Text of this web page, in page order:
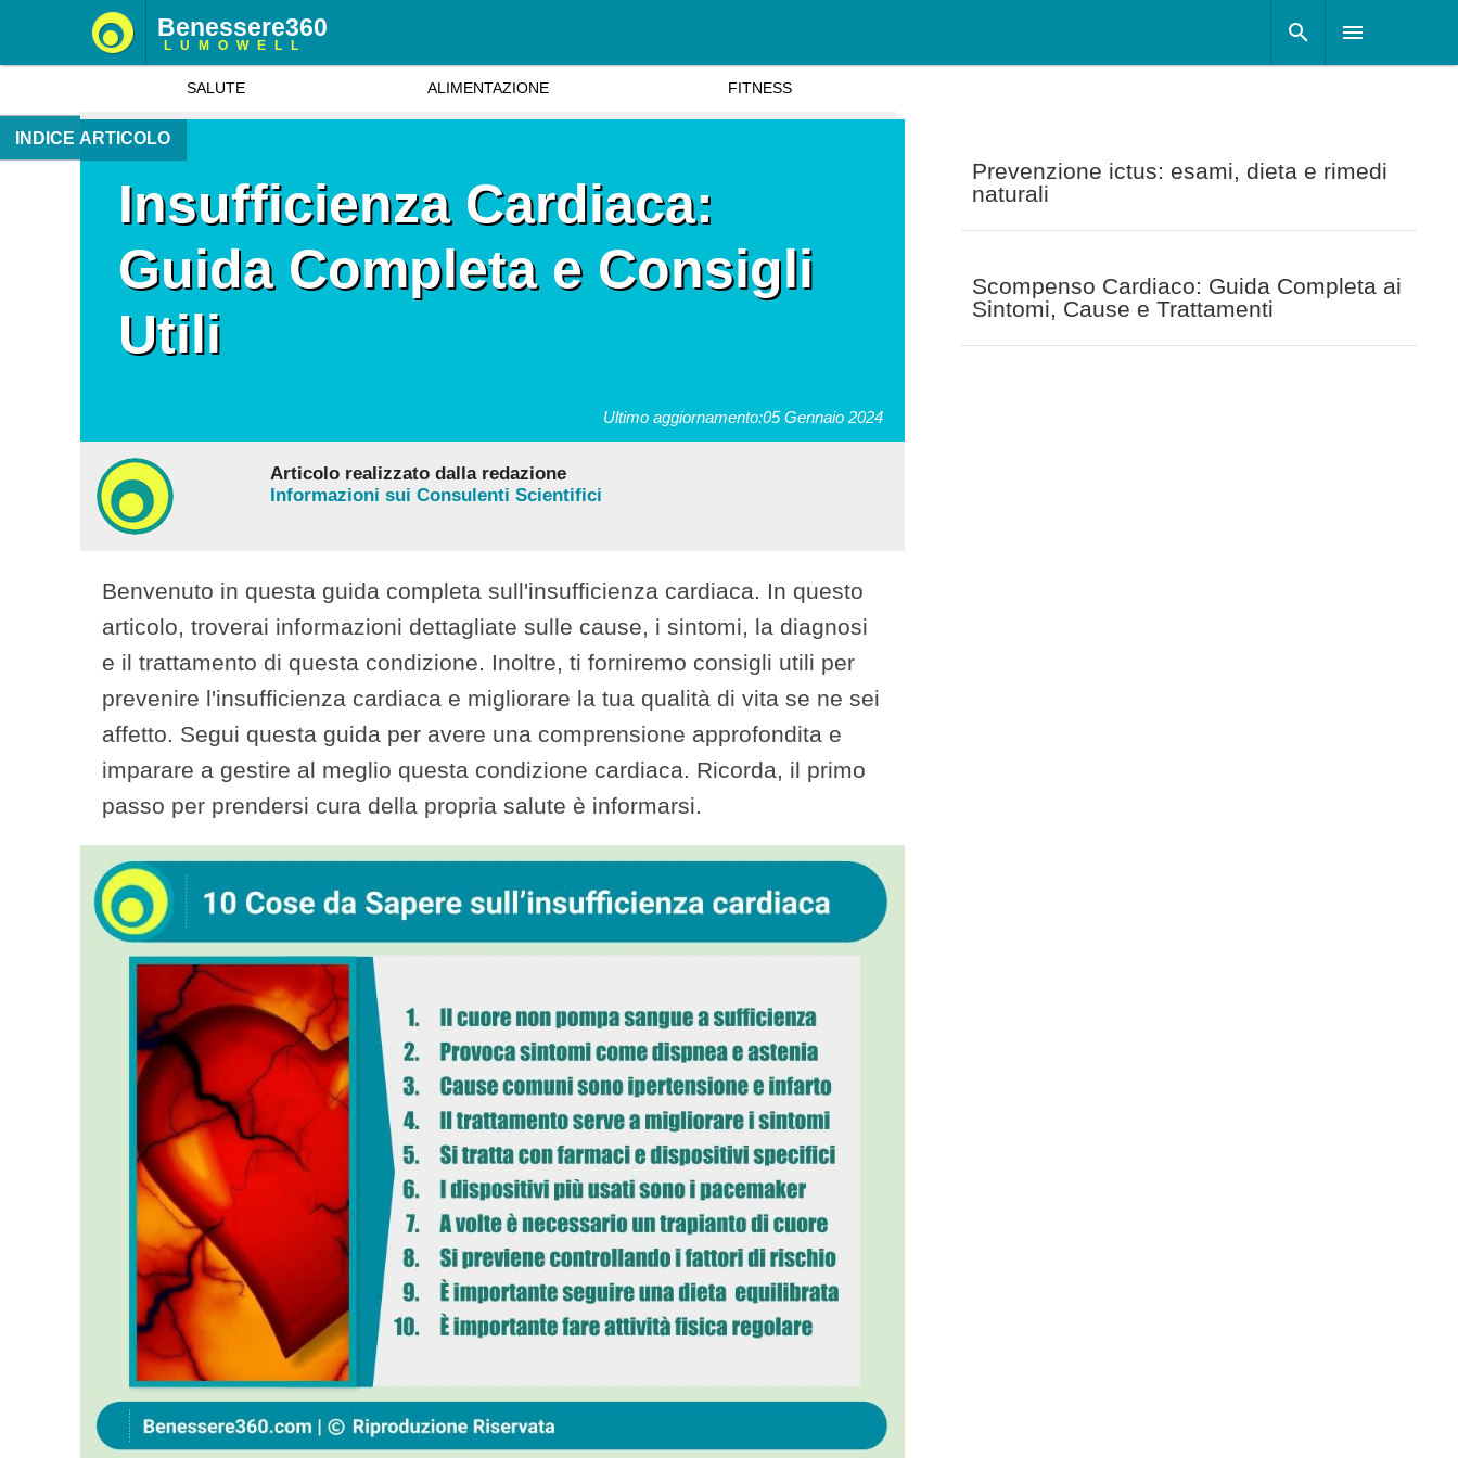
Insufficienza Cardiaca:
Guida Completa e Consigli
Utili
Ultimo aggiornamento:05 Gennaio 2024
Articolo realizzato dalla redazione
Informazioni sui Consulenti Scientifici
Benvenuto in questa guida completa sull'insufficienza cardiaca. In questo
articolo, troverai informazioni dettagliate sulle cause, i sintomi, la diagnosi
e il trattamento di questa condizione. Inoltre, ti forniremo consigli utili per
prevenire l'insufficienza cardiaca e migliorare la tua qualità di vita se ne sei
affetto. Segui questa guida per avere una comprensione approfondita e
imparare a gestire al meglio questa condizione cardiaca. Ricorda, il primo
passo per prendersi cura della propria salute è informarsi.
INDICE ARTICOLO
Prevenzione ictus: esami, dieta e rimedi
naturali
Scompenso Cardiaco: Guida Completa ai
Sintomi, Cause e Trattamenti
Benessere360
LUMOWELL
SALUTE ALIMENTAZIONE FITNESS